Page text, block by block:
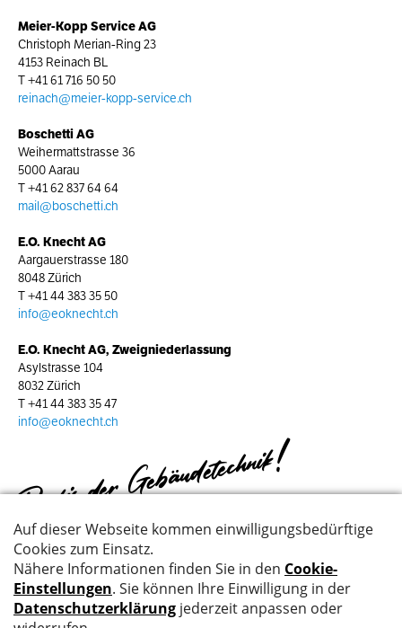
Meier-Kopp Service AG
Christoph Merian-Ring 23
4153 Reinach BL
T+41 61 716 50 50
reinach@meier-kopp-service.ch
Boschetti AG
Weihermattstrasse 36
5000 Aarau
T+41 62 837 64 64
mail@boschetti.ch
E.O. Knecht AG
Aargauerstrasse 180
8048 Zürich
T+41 44 383 35 50
info@eoknecht.ch
E.O. Knecht AG, Zweigniederlassung
Asylstrasse 104
8032 Zürich
T+41 44 383 35 47
info@eoknecht.ch
Profis der Gebäudetechnik!
© Meier-Kopp Gruppe, 2026